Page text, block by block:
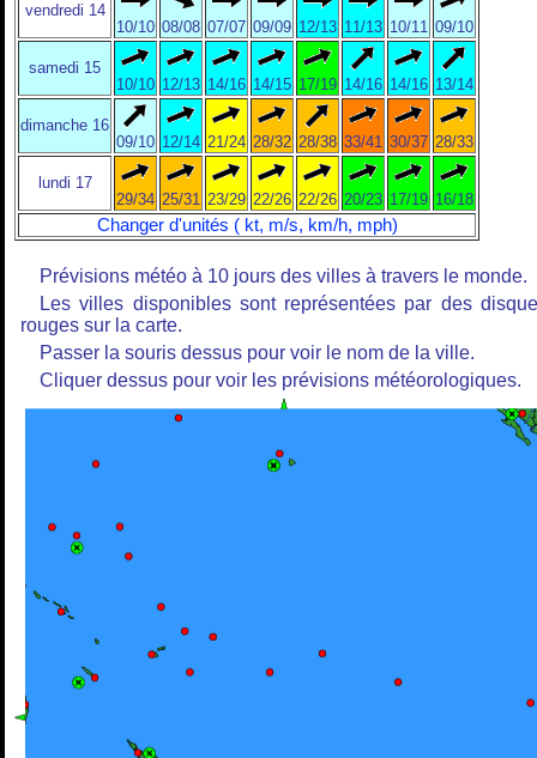
vendredi 14
10/10 08/08 07/07 09/09 12/13 11/13 10/11 09/10
samedi 15
10/10 12/13 14/16 14/15 17/19 14/16 14/16 13/14
dimanche 16
09/10 12/14 21/24 28/32 28/38 33/41 30/37 28/33
lundi 17
29/34 25/31 23/29 22/26 22/26 20/23 17/19 16/18
Changer d'unités ( kt, m/s, km/h, mph)
Prévisions météo à 10 jours des villes à travers le monde.
Les villes disponibles sont représentées par des
rouges sur la carte.
Passer la souris dessus pour voir le nom de la ville.
Cliquer dessus pour voir les prévisions météorologiques.